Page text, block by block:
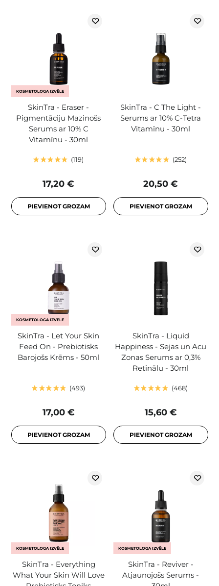
KOSMETOLOGA IZVĒLE
SkinTra - Eraser -
Pigmentāciju Mazinošs
Serums ar 10% C
Vitamīnu - 30ml
119
17,20 €
PIEVIENOT GROZAM
SkinTra - C The Light -
Serums ar 10% C-Tetra
Vitamīnu - 30ml
252
20,50 €
PIEVIENOT GROZAM
KOSMETOLOGA IZVĒLE
SkinTra - Let Your Skin
Feed On - Prebiotisks
Barojošs Krēms - 50ml
493
17,00 €
PIEVIENOT GROZAM
SkinTra - Liquid
Happiness - Sejas un Acu
Zonas Serums ar 0,3%
Retinālu - 30ml
468
15,60 €
PIEVIENOT GROZAM
KOSMETOLOGA IZVĒLE
SkinTra - Everything
What Your Skin Will Love
KOSMETOLOGA IZVĒLE
SkinTra - Reviver -
Atjaunojošs Serums -